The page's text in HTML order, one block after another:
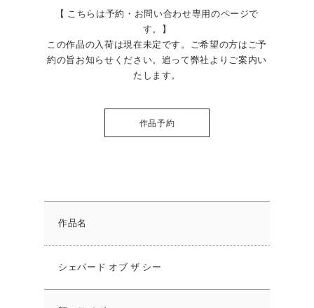
【 こちらは予約・お問い合わせ専用のページで
す。】
この作品の入荷は現在未定です。ご希望の方はご予
約の旨お知らせください。追って弊社よりご案内い
たします。
作品予約
作品名
シェパード オブ ザ シー